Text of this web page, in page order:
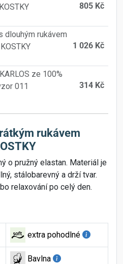
805 Kč
dlouhým rukávem
1 026 Kč
ze 100%
011
314 Kč
rukávem
o pružný elastan. Materiál je
stálobarevný a drží tvar.
relaxování po celý den.
extra pohodlné
Bavlna